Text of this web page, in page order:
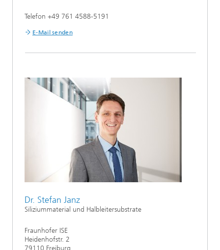
Telefon +49 761 4588-5191
E-Mail senden
Dr. Stefan Janz
Siliziummaterial und Halbleitersubstrate
Fraunhofer ISE
Heidenhofstr. 2
79110 Freiburg